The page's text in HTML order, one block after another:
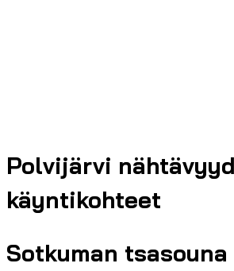
Polvijärvi
käyntikohteet
Sotkuman tsasouna